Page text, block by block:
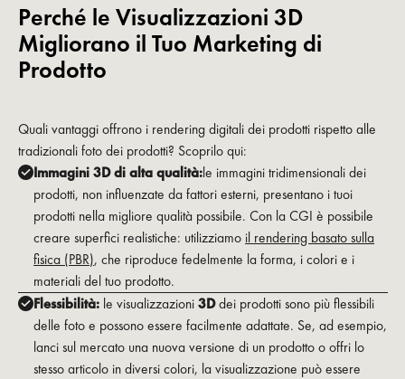
Perché le Visualizzazioni 3D
Migliorano il Tuo Marketing di
Prodotto
Quali vantaggi offrono i rendering digitali dei prodotti rispetto alle
tradizionali foto dei prodotti? Scoprilo qui:
Immagini 3D di alta qualità:le immagini tridimensionali dei
prodotti, non influenzate da fattori esterni, presentano i tuoi
prodotti nella migliore qualità possibile. Con la CGI è possibile
creare superfici realistiche: utilizziamo il rendering basato sulla
fisica (PBR), che riproduce fedelmente la forma, i colori e i
materiali del tuo prodotto.
Flessibilità: le visualizzazioni3Ddei prodotti sono più flessibili
delle foto e possono essere facilmente adattate. Se, ad esempio,
lanci sul mercato una nuova versione di un prodotto o offri lo
stesso articolo in diversi colori, la visualizzazione può essere